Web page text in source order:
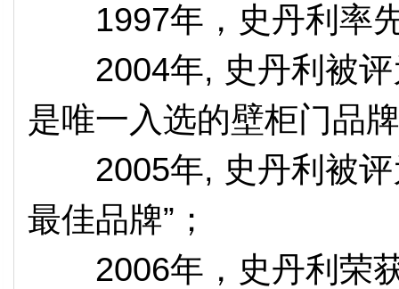
1997年，史丹利率先
2004年, 史丹利被评
是唯一入选的壁柜门品
2005年, 史丹利被评
最佳品牌”；
2006年，史丹利荣获